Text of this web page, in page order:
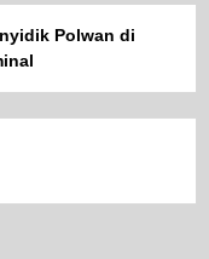
Polwan di